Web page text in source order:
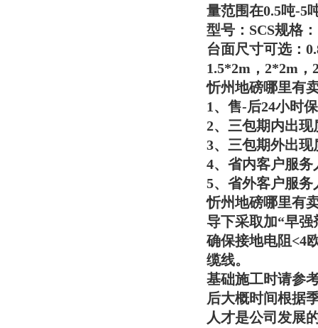
量范围在0.5吨-5
型号：SCS规格
台面尺寸可选：
1.5*2m，2*2m
忻州地磅哪里有
1、售-后24小时
2、三包期内出
3、三包期外出
4、省内客户服务
5、省外客户服
忻州地磅哪里有
导下采取加“早
确保接地电阻<4
缆线。
基础施工时请参
后大概时间根据
人才是公司发展